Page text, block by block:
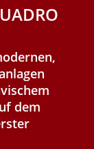
dem